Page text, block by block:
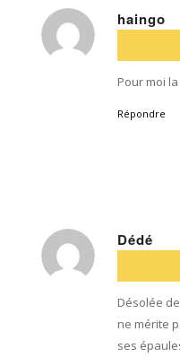
haingo
:
Pour moi
Répondre
Dédé
:
Désolée
ne mérite
ses